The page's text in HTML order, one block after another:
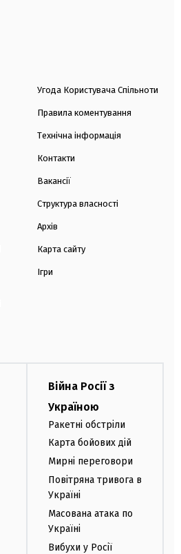
Угода Користувача Спільноти
Правила коментування
Технічна інформація
Контакти
Вакансії
Структура власності
Архів
Карта сайту
Ігри
Війна Росії з
Україною
Ракетні обстріли
Карта бойових дій
Мирні переговори
Повітряна тривога в
Україні
Масована атака по
Україні
Вибухи у Росії